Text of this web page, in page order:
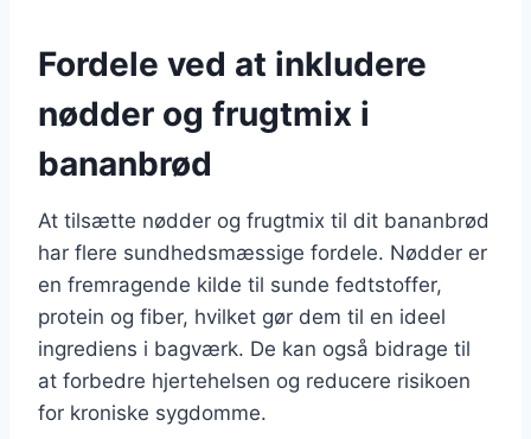
Fordele ved at inkludere
nødder og frugtmix i
bananbrød
At tilsætte nødder og frugtmix til dit bananbrød
har flere sundhedsmæssige fordele. Nødder er
en fremragende kilde til sunde fedtstoffer,
protein og fiber, hvilket gør dem til en ideel
ingrediens i bagværk. De kan også bidrage til
at forbedre hjertehelsen og reducere risikoen
for kroniske sygdomme.